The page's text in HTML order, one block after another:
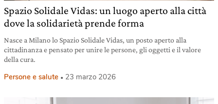
Spazio Solidale Vidas: un luogo aperto alla città
dove la solidarietà prende forma
Nasce a Milano lo Spazio Solidale Vidas, un posto aperto alla
cittadinanza e pensato per unire le persone, gli oggetti e il valore
della cura.
Persone e salute 23 marzo 2026